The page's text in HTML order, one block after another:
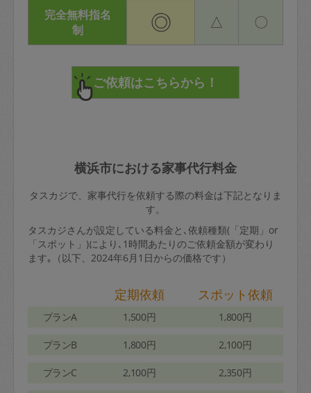
完全無料指名
制
◎ △ 〇
横浜市における家事代行料金
タスカジで、家事代行を依頼する際の料金は下記となりま
す。
タスカジさんが設定している料金と､依頼種類(「定期」or
「スポット」)により､1時間あたりのご依頼金額が変わり
ます｡（以下、2024年6月1日からの価格です）
定期依頼 スポット依頼
プランA 1,500円 1,800円
プランB 1,800円 2,100円
プランC 2,100円 2,350円